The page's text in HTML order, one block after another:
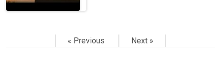
« Previous Next »